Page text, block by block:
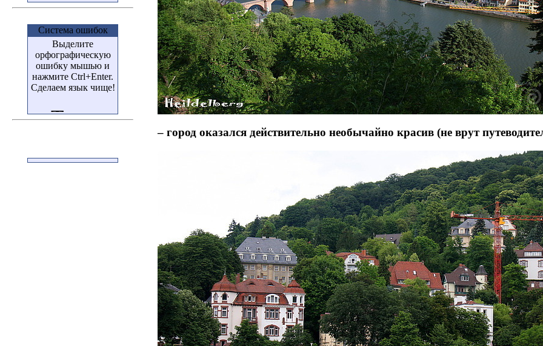
Система ошибок
Выделите
орфографическую
ошибку мышью и
нажмите Ctrl+Enter.
Сделаем язык чище!
– город оказался действительно необычайно красив (не врут